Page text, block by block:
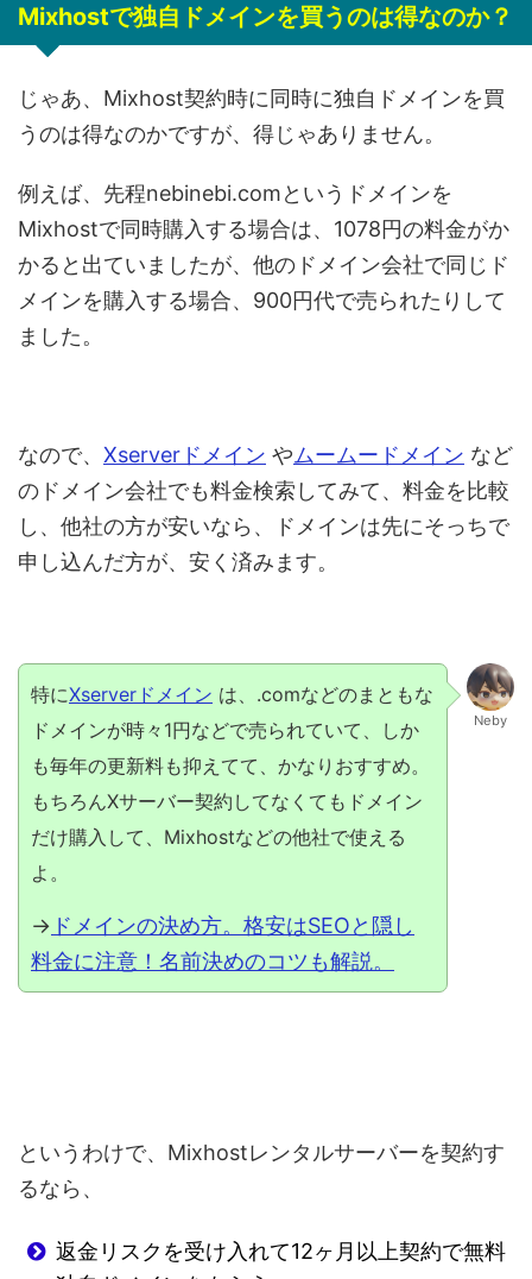
Mixhostで独自ドメインを買うのは得なのか？
じゃあ、Mixhost契約時に同時に独自ドメインを買
うのは得なのかですが、得じゃありません。
例えば、先程nebinebi.comというドメインを
Mixhostで同時購入する場合は、1078円の料金がか
かると出ていましたが、他のドメイン会社で同じド
メインを購入する場合、900円代で売られたりして
ました。
なので、 Xserverドメイン やムームードメイン など
のドメイン会社でも料金検索してみて、料金を比較
し、他社の方が安いなら、ドメインは先にそっちで
申し込んだ方が、安く済みます。
特にXserverドメイン は、.comなどのまともな
ドメインが時々1円などで売られていて、しか
も毎年の更新料も抑えてて、かなりおすすめ。
もちろんXサーバー契約してなくてもドメイン
だけ購入して、Mixhostなどの他社で使える
よ。
→ ドメインの決め方。格安はSEOと隠し
料金に注意！名前決めのコツも解説。
Neby
というわけで、Mixhostレンタルサーバーを契約す
るなら、
返金リスクを受け入れて12ヶ月以上契約で無料